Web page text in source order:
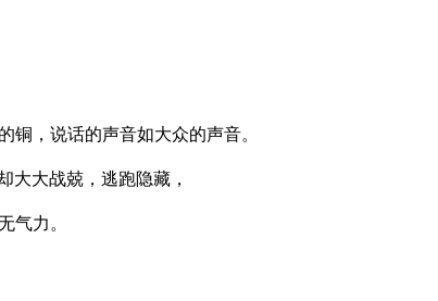
，说话的声音如大众的声音。
大大战兢，逃跑隐藏，
力。